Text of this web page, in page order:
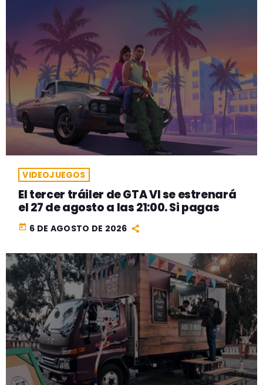
VIDEOJUEGOS
El tercer tráiler de GTA VI se estrenará
el 27 de agosto a las 21:00. Si pagas
today 6 DE AGOSTO DE 2026